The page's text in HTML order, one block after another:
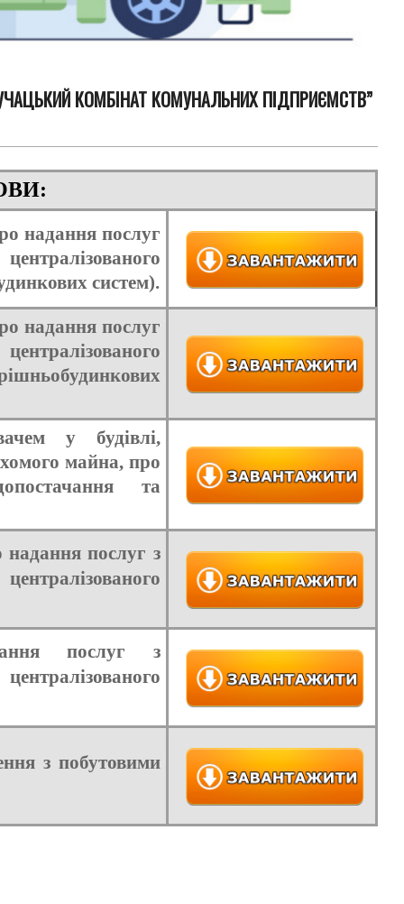
КОМБІНАТ КОМУНАЛЬНИХ ПІДПРИЄМСТВ”
надання послуг
систем).
надання послуг
у будівлі,
майна, про
та
послуг з
послуг з
з побутовими